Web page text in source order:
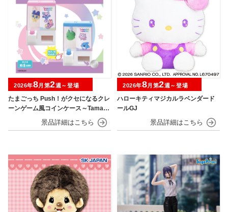
たまごっち Push！がクセになるクレ
ーンゲーム風コインケース～Tamago
tchi Paradise～
2026年8月第2週～登場
ハローキティマジカルラベンダード
ールGJ
2026年8月第2週～登場